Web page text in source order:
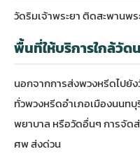
วัดริมเจ้าพระยา ติดสะพานพร
พื้นที่ให้บริการใกล้วัด
นอกจากการส่งพวงหรีดไปยั
ทั่วพวงหรีดอำเภอเมืองนนทบุ
พยาบาล หรือวัดอื่นๆ การจัด
ศพ ส่งด่วน